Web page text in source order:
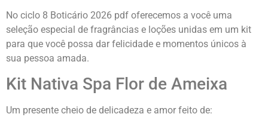
No ciclo 8 Boticário 2026 pdf oferecemos a você uma
seleção especial de fragrâncias e loções unidas em um kit
para que você possa dar felicidade e momentos únicos à
sua pessoa amada.
Kit Nativa Spa Flor de Ameixa
Um presente cheio de delicadeza e amor feito de: